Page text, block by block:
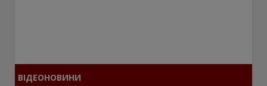
ВІДЕОНОВИНИ